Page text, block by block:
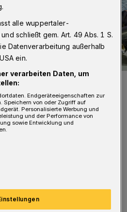
einer Woche beim 1:0 in
die
der ersten Halbzeit
alle wuppertaler-
schließt gem. Art. 49 Abs. 1 S.
Datenverarbeitung außerhalb
ein.
verarbeiten Daten, um
Endgeräteeigenschaften zur
Speichern von oder Zugriff auf
Personalisierte Werbung und
und der Performance von
sowie Entwicklung und